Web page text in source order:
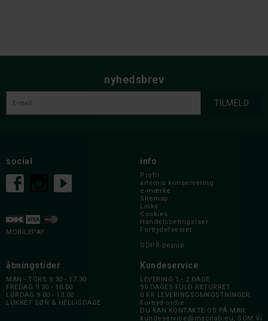
nyhedsbrev
social
MOBILEPAY
info
Profil
artemis konservering
e-mærke
Sitemap
Links
Cookies
Handelsbetingelser
Fortrydelsesret
GDPR-popup
åbningstider
MAN - TORS 9.30 - 17.30
FREDAG 9.30 - 18.00
LØRDAG 9.00 - 13.00
LUKKET SØN & HELLIGDAGE
Kundeservice
LEVERING 1 - 2 DAGE
90 DAGES FULD RETURRET
0 KR LEVERINGSOMKOSTNINGER
Fortryd ordre
DU KAN KONTAKTE OS PÅ MAIL
kundeservice@macnab.eu, SOM VI